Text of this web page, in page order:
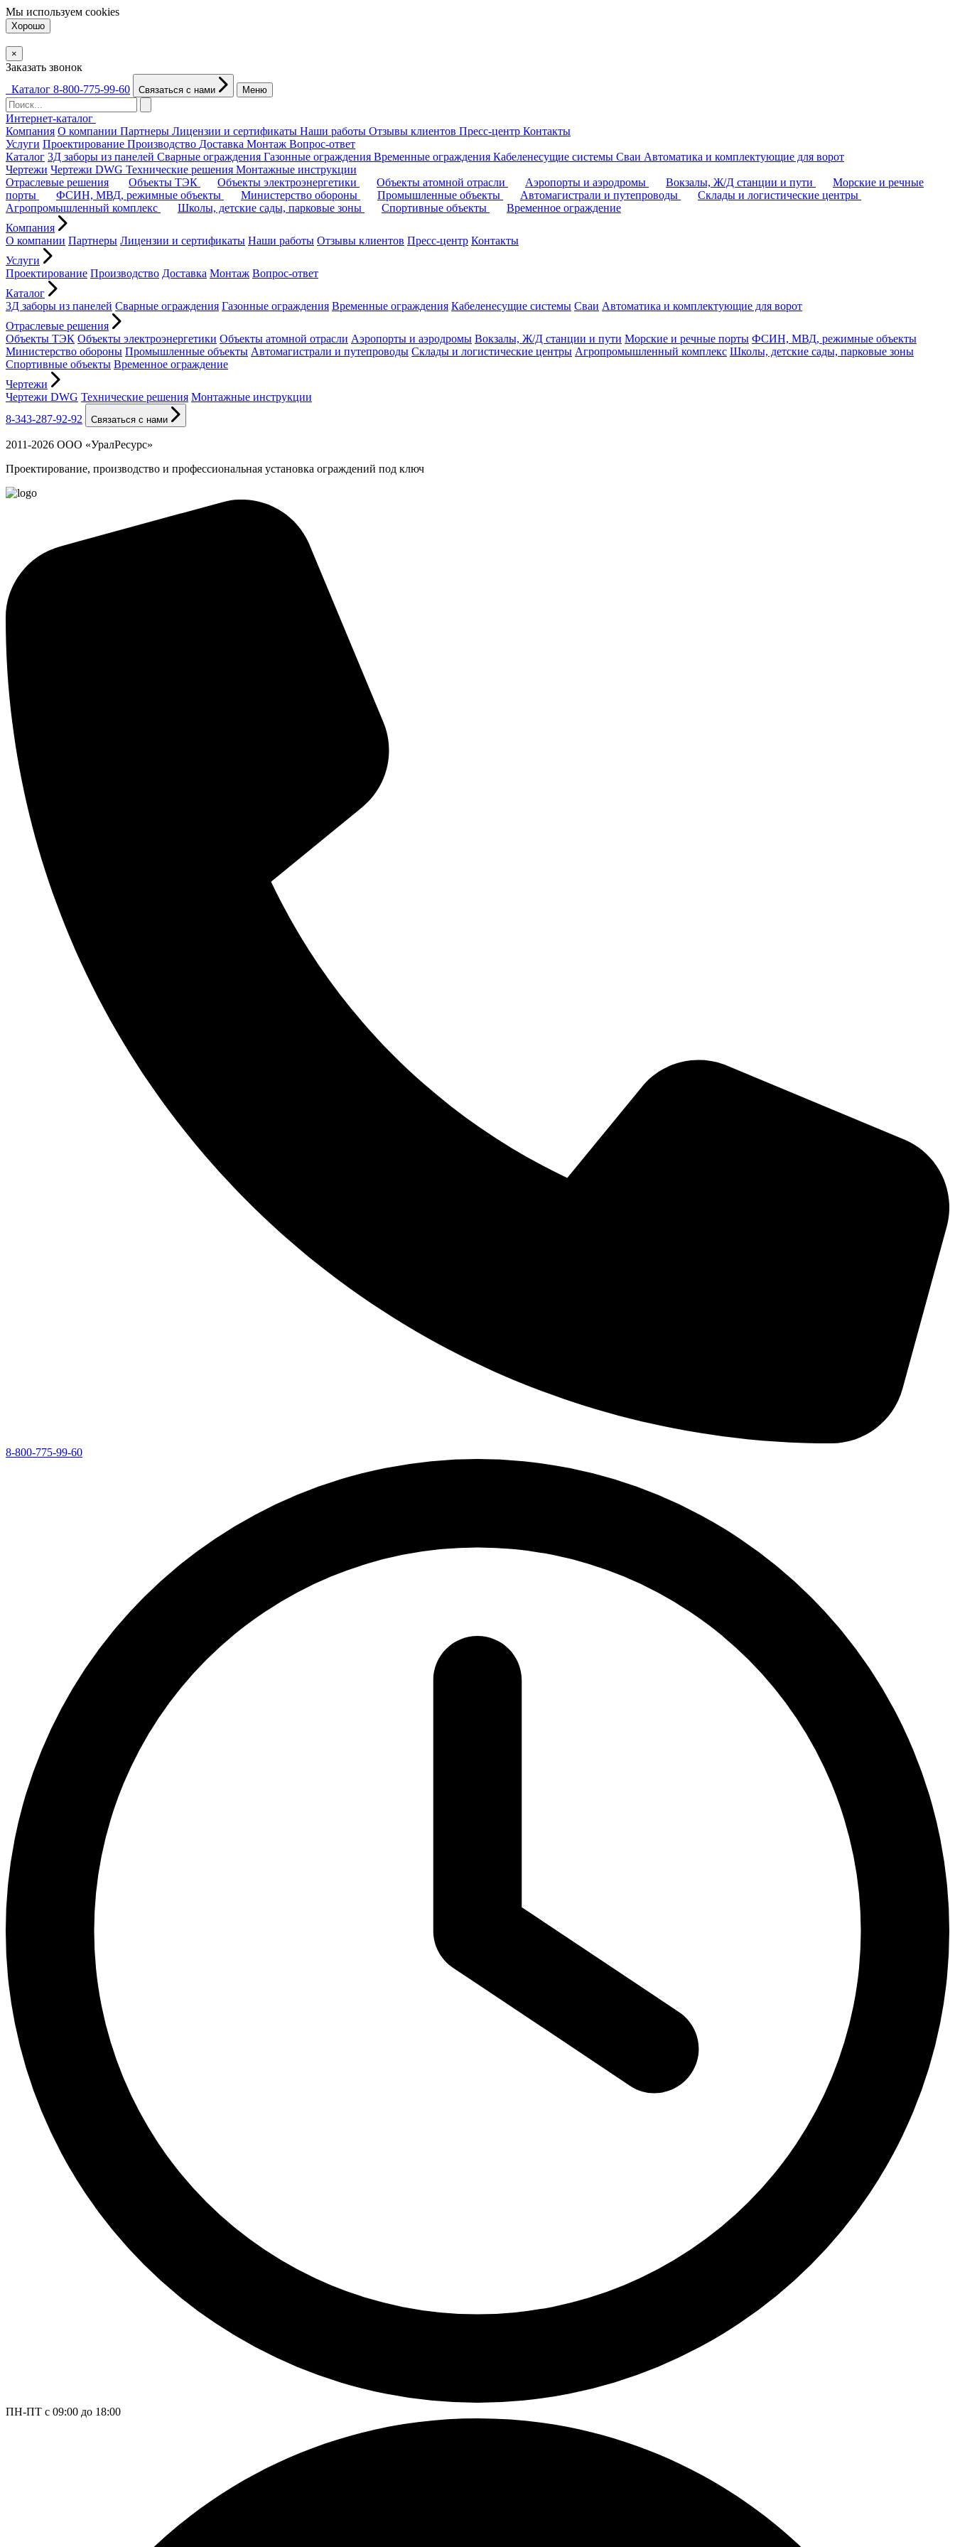
Мы используем cookies
Хорошо
×
Заказать звонок
Каталог 8-800-775-99-60 Связаться с нами Меню
Интернет-каталог
Компания О компании Партнеры Лицензии и сертификаты Наши работы Отзывы клиентов Пресс-центр Контакты
Услуги Проектирование Производство Доставка Монтаж Вопрос-ответ
Каталог 3Д заборы из панелей Сварные ограждения Газонные ограждения Временные ограждения Кабеленесущие системы Cваи Автоматика и комплектующие для ворот
Чертежи Чертежи DWG Технические решения Монтажные инструкции
Отраслевые решения
Объекты ТЭК Объекты электроэнергетики Объекты атомной отрасли Аэропорты и аэродромы Вокзалы, Ж/Д станции и пути
Морские и речные
порты
ФСИН, МВД, режимные объекты Министерство обороны Промышленные объекты Автомагистрали и путепроводы
Склады и логистические центры
Агропромышленный комплекс
Школы, детские сады, парковые зоны Спортивные объекты
Временное ограждение
Компания
О компании Партнеры Лицензии и сертификаты Наши работы Отзывы клиентов Пресс-центр Контакты
Услуги
Проектирование Производство Доставка Монтаж Вопрос-ответ
Каталог
3Д заборы из панелей Сварные ограждения Газонные ограждения Временные ограждения Кабеленесущие системы Cваи Автоматика и комплектующие для ворот
Отраслевые решения
Объекты ТЭК Объекты электроэнергетики Объекты атомной отрасли Аэропорты и аэродромы Вокзалы, Ж/Д станции и пути Морские и речные порты ФСИН, МВД, режимные объекты
Министерство обороны Промышленные объекты Автомагистрали и путепроводы Склады и логистические центры Агропромышленный комплекс Школы, детские сады, парковые зоны
Спортивные объекты Временное ограждение
Чертежи
Чертежи DWG Технические решения Монтажные инструкции
8-343-287-92-92
Связаться с нами
2011-2026 ООО «УралРесурс»
Проектирование, производство и профессиональная установка ограждений под ключ
8-800-775-99-60
ПН-ПТ с 09:00 до 18:00